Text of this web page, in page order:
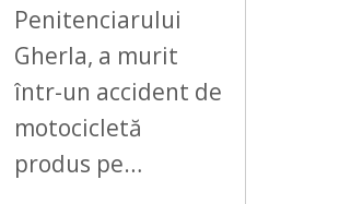
Penitenciarului
Gherla, a murit
într-un accident de
motocicletă
produs pe…